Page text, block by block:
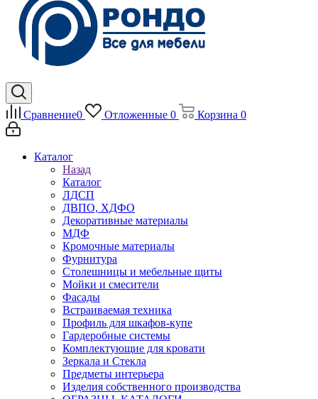
Сравнение0 Отложенные 0 Корзина 0
Каталог
Назад
Каталог
ЛДСП
ДВПО, ХДФО
Декоративные материалы
МДФ
Кромочные материалы
Фурнитура
Столешницы и мебельные щиты
Мойки и смесители
Фасады
Встраиваемая техника
Профиль для шкафов-купе
Гардеробные системы
Комплектующие для кровати
Зеркала и Стекла
Предметы интерьера
Изделия собственного производства